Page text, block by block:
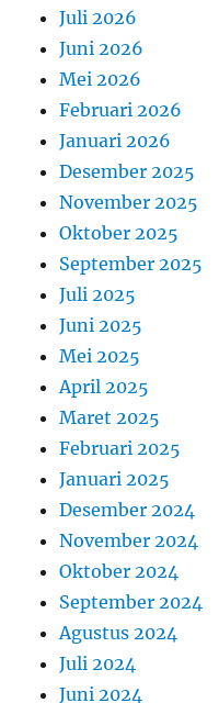
Juli 2026
Juni 2026
Mei 2026
Februari 2026
Januari 2026
Desember 2025
November 2025
Oktober 2025
September 2025
Juli 2025
Juni 2025
Mei 2025
April 2025
Maret 2025
Februari 2025
Januari 2025
Desember 2024
November 2024
Oktober 2024
September 2024
Agustus 2024
Juli 2024
Juni 2024